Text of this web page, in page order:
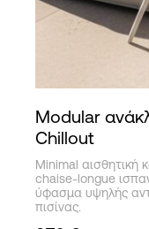
Modular
Chillout
Minimal αισθητική
chaise-longue
ύφασμα υψηλής
πισίνας.